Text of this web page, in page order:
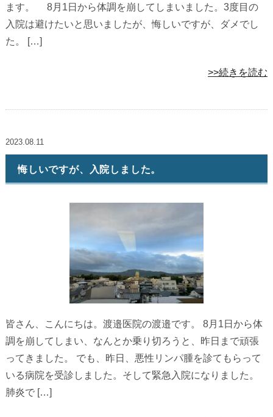
ます。 8月1日から体調を崩してしまいました。3度目の
入院は避けたいと思いましたが、悔しいですが、ダメでし
た。 […]
>>続きを読む
2023.08.11
悔しいですが、入院しました。
皆さん、こんにちは。渡邉医院の渡邉です。 8月1日から体
調を崩してしまい、なんとか乗り切ろうと、昨日まで頑張
ってきました。 でも、昨日、悪性リンパ腫を診てもらって
いる病院を受診しました。そして緊急入院になりました。
肺炎で […]